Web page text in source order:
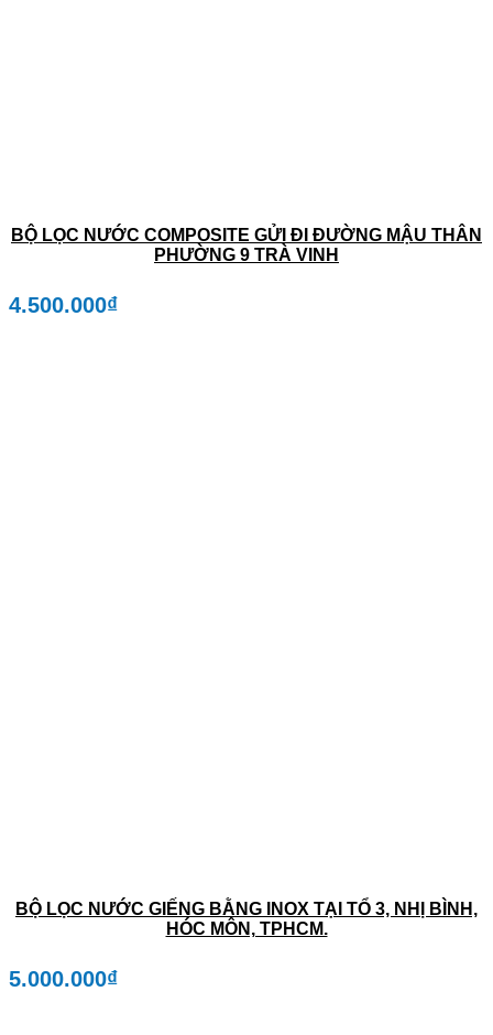
BỘ LỌC NƯỚC COMPOSITE GỬI ĐI ĐƯỜNG MẬU THÂN
PHƯỜNG 9 TRÀ VINH
4.500.000₫
BỘ LỌC NƯỚC GIẾNG BẰNG INOX TẠI TỔ 3, NHỊ BÌNH,
HÓC MÔN, TPHCM.
5.000.000₫